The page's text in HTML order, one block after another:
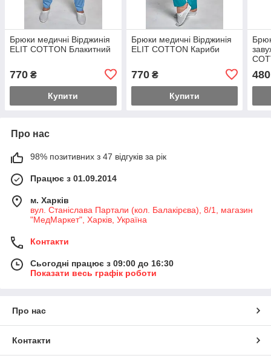
Брюки медичні Вірджинія
ELIT COTTON Блакитний
770 ₴
Купити
Брюки медичні Вірджинія
ELIT COTTON Кариби
770₴
Купити
480
Про нас
98% позитивних з 47 відгуків за рік
Працює з 01.09.2014
м. Харків
вул. Станіслава Партали (кол. Балакірєва), 8/1, магазин
"МедМаркет", Харків, Україна
Контакти
Сьогодні працює з 09:00 до 16:30
Показати весь графік роботи
Про нас
Контакти